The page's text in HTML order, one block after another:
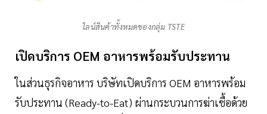
ไลน์สินค้าทั้งหมดของกลุ่ม TSTE
เปิดบริการ OEM อาหารพร้อมรับประทาน
ในส่วนธุรกิจอาหาร บริษัทเปิดบริการ OEM อาหารพร้อม
รับประทาน (Ready-to-Eat) ผ่านกระบวนการฆ่าเชื้อด้วย